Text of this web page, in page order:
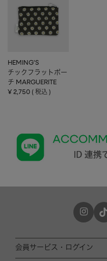
HEMING'S
チックフラットポー
チ MARGUERITE
¥ 2,750 税込
会員サービス・ログイン